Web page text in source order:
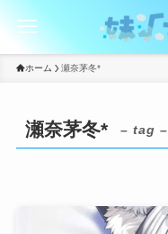
ホーム 瀬奈茅冬*
瀬奈茅冬* – tag –